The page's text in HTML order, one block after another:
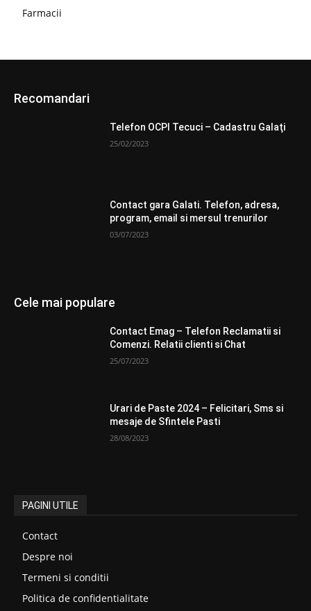
Farmacii
Recomandari
Telefon OCPI Tecuci – Cadastru Galaţi
25/02/2023
Contact gara Galati. Telefon, adresa,
program, email si mersul trenurilor
03/07/2023
Cele mai populare
Contact Emag – Telefon Reclamatii si
Comenzi. Relatii clienti si Chat
25/07/2023
Urari de Paste 2024 – Felicitari, Sms si
mesaje de Sfintele Pasti
28/08/2023
PAGINI UTILE
Contact
Despre noi
Termeni si conditii
Politica de confidentialitate